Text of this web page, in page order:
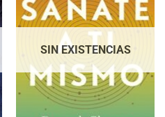
SIN EXISTENCIAS